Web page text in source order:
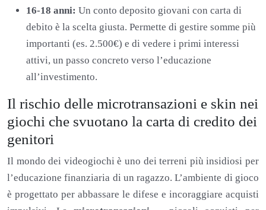
16-18 anni: Un conto deposito giovani con carta di
debito è la scelta giusta. Permette di gestire somme più
importanti (es. 2.500€) e di vedere i primi interessi
attivi, un passo concreto verso l’educazione
all’investimento.
Il rischio delle microtransazioni e skin nei
giochi che svuotano la carta di credito dei
genitori
Il mondo dei videogiochi è uno dei terreni più insidiosi per
l’educazione finanziaria di un ragazzo. L’ambiente di gioco
è progettato per abbassare le difese e incoraggiare acquisti